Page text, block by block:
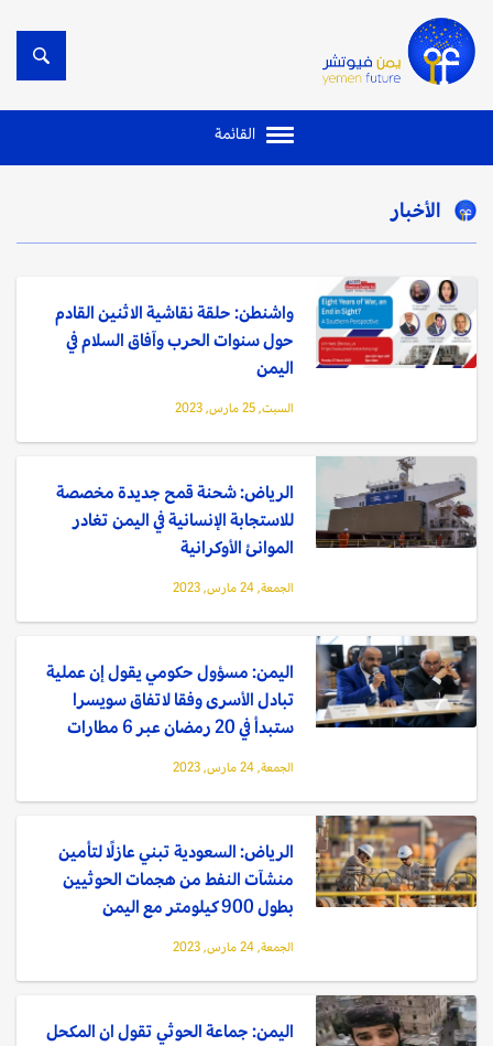
القائمة
الأخبار
واشنطن: حلقة نقاشية الاثنين القادم
حول سنوات الحرب وآفاق السلام في
اليمن
السبت, 25 مارس, 2023
الرياض: شحنة قمح جديدة مخصصة
للاستجابة الإنسانية في اليمن تغادر
الموانئ الأوكرانية
الجمعة, 24 مارس, 2023
اليمن: مسؤول حكومي يقول إن عملية
تبادل الأسرى وفقا لاتفاق سويسرا
ستبدأ في 20 رمضان عبر 6 مطارات
الجمعة, 24 مارس, 2023
الرياض: السعودية تبني عازلًا لتأمين
منشآت النفط من هجمات الحوثيين
بطول 900 كيلومتر مع اليمن
الجمعة, 24 مارس, 2023
اليمن: جماعة الحوثي تقول ان المكحل